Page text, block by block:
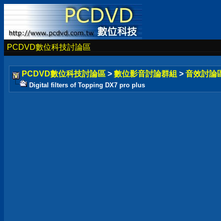
PCDVD數位科技討論區
PCDVD數位科技討論區 > 數位影音討論群組 > 音效討論
Digital filters of Topping DX7 pro plus